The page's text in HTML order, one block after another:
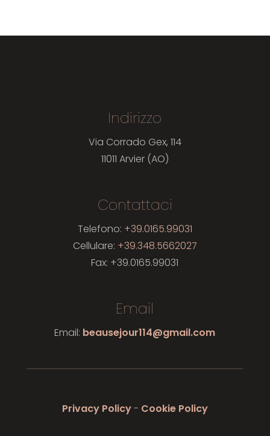
Indirizzo
Via Corrado Gex, 114
11011 Arvier (AO)
Contattaci
Telefono: +39.0165.99031
Cellulare: +39.348.5662027
Fax: +39.0165.99031
Email
Email: beausejour114@gmail.com
Privacy Policy- Cookie Policy